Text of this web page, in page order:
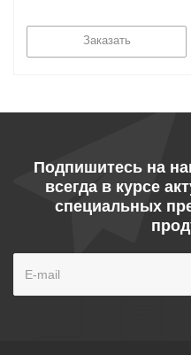
Заказать
Подпишитесь на
всегда в курсе
специальных